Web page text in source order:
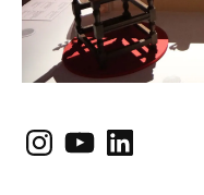
Instagram
YouTubeLinkedIn